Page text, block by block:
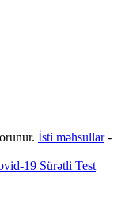
İsti məhsullar-
19 Sürətli Test